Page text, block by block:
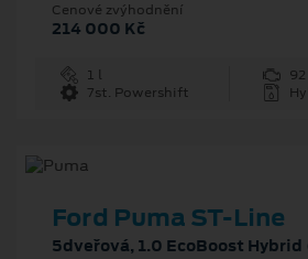
Cenové zvýhodnění
214 000 Kč
1 l
7st. Powershift
Ford Puma ST-Line
5dveřová, 1.0 EcoBoost Hybrid